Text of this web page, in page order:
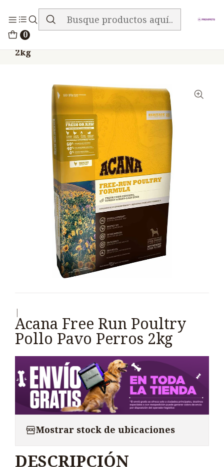
0
ENVIO GRATIS EN TODA LA TIENDA
2kg
Acana Free Run Poultry
Pollo Pavo Perros 2kg
Mostrar stock de ubicaciones
DESCRIPCIÓN